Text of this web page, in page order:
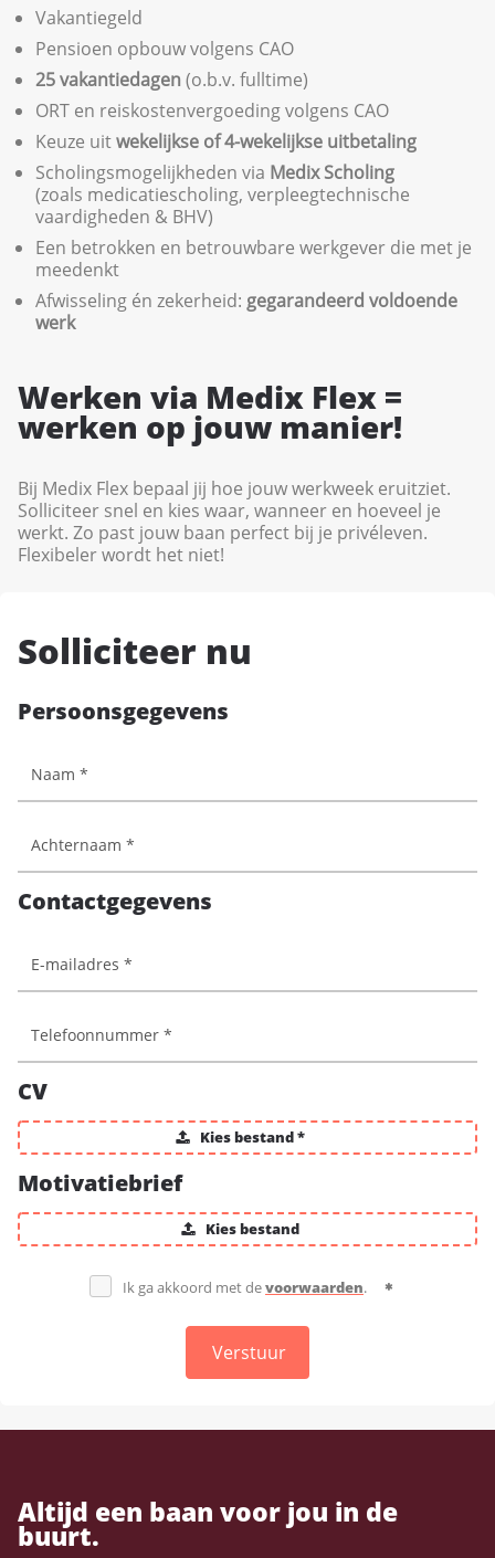
Vakantiegeld
Pensioen opbouw volgens CAO
25 vakantiedagen(o.b.v. fulltime)
ORT en reiskostenvergoeding volgens CAO
Keuze uitwekelijkse of 4-wekelijkse uitbetaling
Scholingsmogelijkheden via Medix Scholing
(zoals medicatiescholing, verpleegtechnische
vaardigheden & BHV)
Een betrokken en betrouwbare werkgever die met je
meedenkt
Afwisseling én zekerheid: gegarandeerd voldoende
werk
Werken via Medix Flex =
werken op jouw manier!
Bij Medix Flex bepaal jij hoe jouw werkweek eruitziet.
Solliciteer snel en kies waar, wanneer en hoeveel je
werkt. Zo past jouw baan perfect bij je privéleven.
Flexibeler wordt het niet!
Solliciteer nu
Persoonsgegevens
Contactgegevens
CV
Kies bestand *
Motivatiebrief
Kies bestand
Ik ga akkoord met devoorwaarden.
Verstuur
Altijd een baan voor jou in de
buurt.